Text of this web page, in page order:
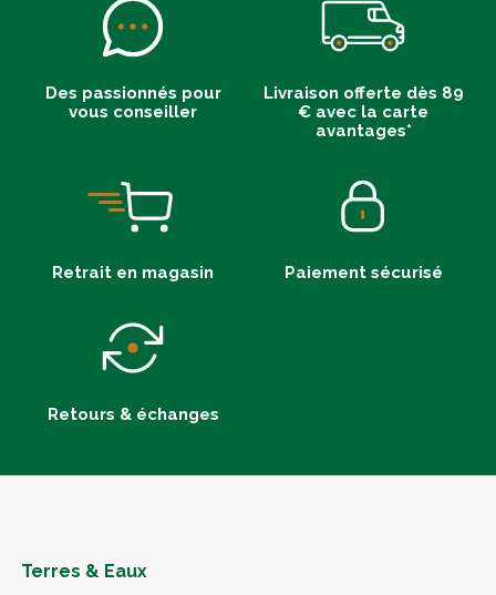
Des passionnés pour
vous conseiller
Livraison offerte dès 89
€ avec la carte
avantages*
Retrait en magasin Paiement sécurisé
Retours & échanges
Terres & Eaux